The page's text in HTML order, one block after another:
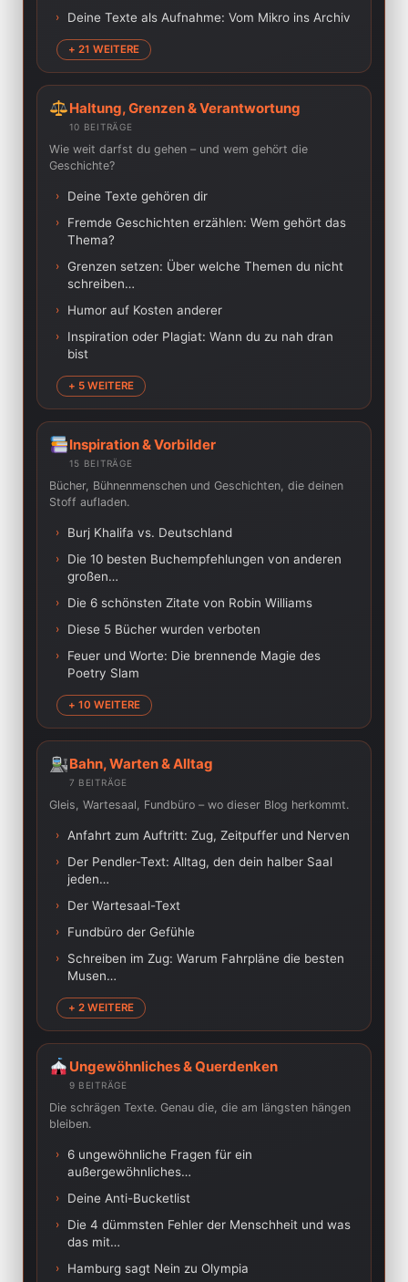
› Deine Texte als Aufnahme: Vom Mikro ins Archiv
+ 21 WEITERE
Haltung, Grenzen & Verantwortung
10 BEITRÄGE
Wie weit darfst du gehen – und wem gehört die
Geschichte?
› Deine Texte gehören dir
›
Fremde Geschichten erzählen: Wem gehört das
Thema?
› Grenzen setzen: Über welche Themen du nicht
schreiben…
› Humor auf Kosten anderer
›
Inspiration oder Plagiat: Wann du zu nah dran
bist
+ 5 WEITERE
Inspiration & Vorbilder
15 BEITRÄGE
Bücher, Bühnenmenschen und Geschichten, die deinen
Stoff aufladen.
› Burj Khalifa vs. Deutschland
›
Die 10 besten Buchempfehlungen von anderen
großen…
› Die 6 schönsten Zitate von Robin Williams
› Diese 5 Bücher wurden verboten
›
Feuer und Worte: Die brennende Magie des
Poetry Slam
+ 10 WEITERE
Bahn, Warten & Alltag
7 BEITRÄGE
Gleis, Wartesaal, Fundbüro – wo dieser Blog herkommt.
› Anfahrt zum Auftritt: Zug, Zeitpuffer und Nerven
›
Der Pendler-Text: Alltag, den dein halber Saal
jeden…
› Der Wartesaal-Text
› Fundbüro der Gefühle
›
Schreiben im Zug: Warum Fahrpläne die besten
Musen…
+ 2 WEITERE
Ungewöhnliches & Querdenken
9 BEITRÄGE
Die schrägen Texte. Genau die, die am längsten hängen
bleiben.
›
6 ungewöhnliche Fragen für ein
außergewöhnliches…
› Deine Anti-Bucketlist
›
Die 4 dümmsten Fehler der Menschheit und was
das mit…
› Hamburg sagt Nein zu Olympia